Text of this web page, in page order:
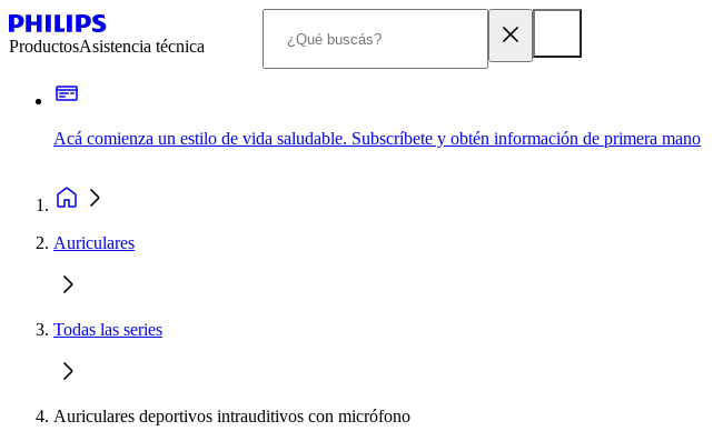
ProductosAsistencia técnica
Acá comienza un estilo de vida saludable. Subscríbete y obtén información de primera mano
Auriculares
Todas las series
Auriculares deportivos intrauditivos con micrófono